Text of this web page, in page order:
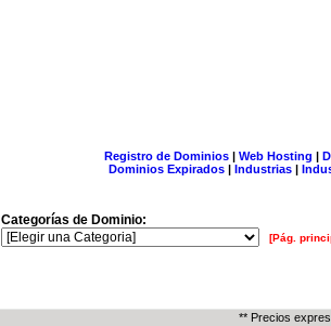
Registro de Dominios| Web Hosting |
Dominios Expirados | Industrias |
Categorías de Dominio:
[Pág.
** Precios